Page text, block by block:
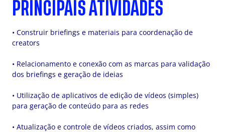
PRINCIPAIS ATIVIDADES
• Construir briefings e materiais para coordenação de
creators
• Relacionamento e conexão com as marcas para validação
dos briefings e geração de ideias
• Utilização de aplicativos de edição de vídeos (simples)
para geração de conteúdo para as redes
• Atualização e controle de vídeos criados, assim como